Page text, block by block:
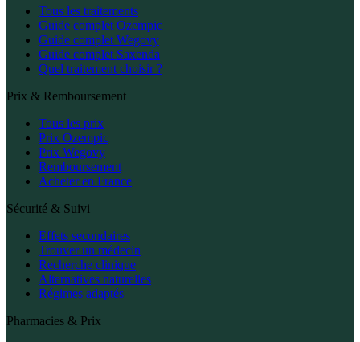
Tous les traitements
Guide complet Ozempic
Guide complet Wegovy
Guide complet Saxenda
Quel traitement choisir ?
Prix & Remboursement
Tous les prix
Prix Ozempic
Prix Wegovy
Remboursement
Acheter en France
Sécurité & Suivi
Effets secondaires
Trouver un médecin
Recherche clinique
Alternatives naturelles
Régimes adaptés
Pharmacies & Prix